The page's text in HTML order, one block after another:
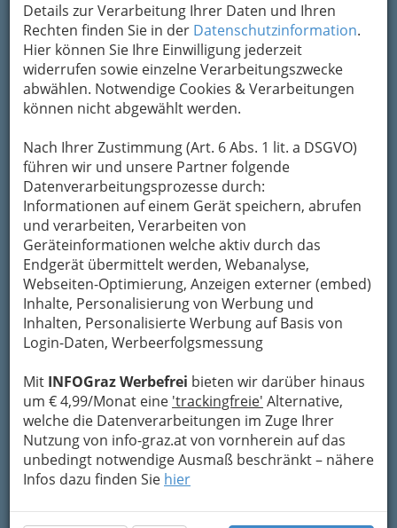
Details zur Verarbeitung Ihrer Daten und Ihren
Rechten finden Sie in der Datenschutzinformation.
Hier können Sie Ihre Einwilligung jederzeit
widerrufen sowie einzelne Verarbeitungszwecke
abwählen. Notwendige Cookies & Verarbeitungen
können nicht abgewählt werden.
Nach Ihrer Zustimmung (Art. 6 Abs. 1 lit. a DSGVO)
führen wir und unsere Partner folgende
Datenverarbeitungsprozesse durch:
Informationen auf einem Gerät speichern, abrufen
und verarbeiten, Verarbeiten von
Geräteinformationen welche aktiv durch das
Endgerät übermittelt werden, Webanalyse,
Webseiten-Optimierung, Anzeigen externer (embed)
Inhalte, Personalisierung von Werbung und
Inhalten, Personalisierte Werbung auf Basis von
Login-Daten, Werbeerfolgsmessung
Mit INFOGraz Werbefrei bieten wir darüber hinaus
um € 4,99/Monat eine 'trackingfreie' Alternative,
welche die Datenverarbeitungen im Zuge Ihrer
Nutzung von info-graz.at von vornherein auf das
unbedingt notwendige Ausmaß beschränkt – nähere
Infos dazu finden Sie hier
Sie suchen einen zuverlässigen
Autoersatzteilhändler für Autoteile aller
Marken? Autoprofi Kracher bürgt seit 1980 für
beste Qualität und Top-Preise bei Kupplungen,
Bremsen, Stoßdämpfer, Auspuff, Starter,
sich selbst! Unser fachkundiges Team freut
sich auf Sie!
Kategorien
Banner Batterien Österreich
Gesellschaft m.b.H.
Kärntner Straße 168, 8053 Graz
+43 316 272 153 - 0
+43 316 272 152 - 16
E-Mail
Karte & Routenplaner
Eintrag ändern
Straßganger Straße 114, 8052 Graz